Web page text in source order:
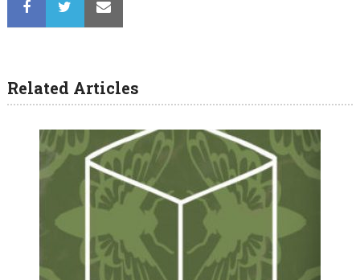
Related Articles